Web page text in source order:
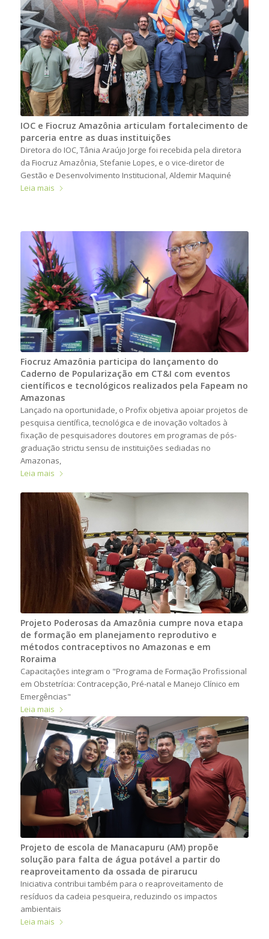
IOC e Fiocruz Amazônia articulam fortalecimento de
parceria entre as duas instituições
Diretora do IOC, Tânia Araújo Jorge foi recebida pela diretora
da Fiocruz Amazônia, Stefanie Lopes, e o vice-diretor de
Gestão e Desenvolvimento Institucional, Aldemir Maquiné
Leia mais
Fiocruz Amazônia participa do lançamento do
Caderno de Popularização em CT&I com eventos
científicos e tecnológicos realizados pela Fapeam no
Amazonas
Lançado na oportunidade, o Profix objetiva apoiar projetos de
pesquisa científica, tecnológica e de inovação voltados à
fixação de pesquisadores doutores em programas de pós-
graduação strictu sensu de instituições sediadas no
Amazonas,
Leia mais
Projeto Poderosas da Amazônia cumpre nova etapa
de formação em planejamento reprodutivo e
métodos contraceptivos no Amazonas e em
Roraima
Capacitações integram o "Programa de Formação Profissional
em Obstetrícia: Contracepção, Pré-natal e Manejo Clínico em
Emergências"
Leia mais
Projeto de escola de Manacapuru (AM) propõe
solução para falta de água potável a partir do
reaproveitamento da ossada de pirarucu
Iniciativa contribui também para o reaproveitamento de
resíduos da cadeia pesqueira, reduzindo os impactos
ambientais
Leia mais